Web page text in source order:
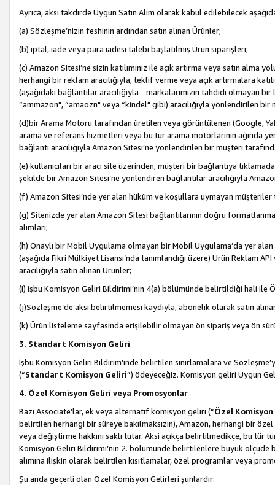
Ayrıca, aksi takdirde Uygun Satın Alım olarak kabul edilebilecek
(a) Sözleşme’nizin feshinin ardından satın alınan Ürünler;
(b) iptal, iade veya para iadesi talebi başlatılmış Ürün siparişleri;
(c) Amazon Sitesi’ne sizin katılımınız ile açık artırma veya satın alma
herhangi bir reklam aracılığıyla, teklif verme veya açık artırmalara
(aşağıdaki bağlantılar aracılığıyla markalarımızın tahdidi olmayan
“ammazon", “amaozn" veya “kindel" gibi) aracılığıyla yönlendirilen
(d)bir Arama Motoru tarafından üretilen veya görüntülenen (Google,
arama ve referans hizmetleri veya bu tür arama motorlarının ağında
bağlantı aracılığıyla Amazon Sitesi’ne yönlendirilen bir müşteri
(e) kullanıcıları bir aracı site üzerinden, müşteri bir bağlantıya
şekilde bir Amazon Sitesi’ne yönlendiren bağlantılar aracılığıyla
(f) Amazon Sitesi’nde yer alan hüküm ve koşullara uymayan müşteriler
(g) Sitenizde yer alan Amazon Sitesi bağlantılarının doğru
alımları;
(h) Onaylı bir Mobil Uygulama olmayan bir Mobil Uygulama’da yer
(aşağıda Fikri Mülkiyet Lisansı’nda tanımlandığı üzere) Ürün Reklam
aracılığıyla satın alınan Ürünler;
(i) işbu Komisyon Geliri Bildirimi’nin 4(a) bölümünde belirtildiği hali ile
(j)Sözleşme’de aksi belirtilmemesi kaydıyla, abonelik olarak satın
(k) Ürün listeleme sayfasında erişilebilir olmayan ön sipariş veya ön
3. Standart Komisyon Geliri
İşbu Komisyon Geliri Bildirim’inde belirtilen sınırlamalara ve
(“Standart Komisyon Geliri”) ödeyeceğiz. Komisyon geliri Uygun
4. Özel Komisyon Geliri veya Promosyonlar
Bazı Associate’lar, ek veya alternatif komisyon geliri (“Özel
belirtilen herhangi bir süreye bakılmaksızın), Amazon, herhangi bir
veya değiştirme hakkını saklı tutar. Aksi açıkça belirtilmedikçe, bu tür
Komisyon Geliri Bildirimi’nin 2. bölümünde belirtilenlere büyük ölçüde
alımına ilişkin olarak belirtilen kısıtlamalar, özel programlar veya
Şu anda geçerli olan Özel Komisyon Gelirleri şunlardır: